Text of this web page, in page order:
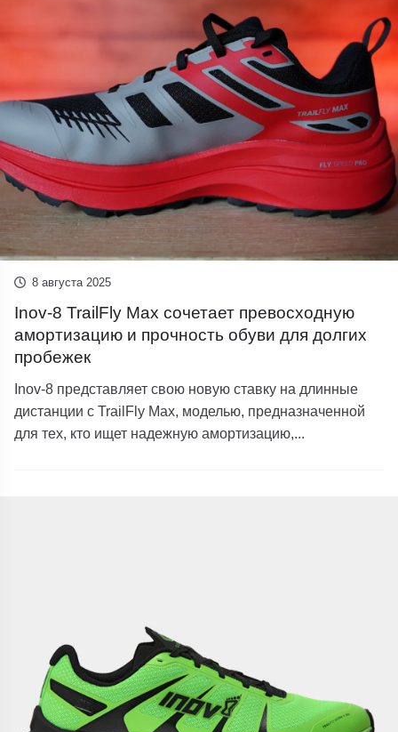
8 августа 2025
Inov-8 TrailFly Max сочетает превосходную
амортизацию и прочность обуви для долгих
пробежек
Inov-8 представляет свою новую ставку на длинные
дистанции с TrailFly Max, моделью, предназначенной
для тех, кто ищет надежную амортизацию,...